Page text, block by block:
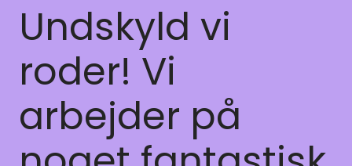
Undskyld vi
roder! Vi
arbejder på